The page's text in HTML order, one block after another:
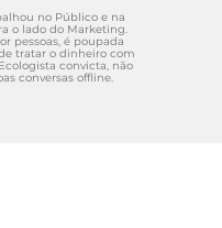
no Público e na
o lado do Marketing.
pessoas, é poupada
tratar o dinheiro com
convicta, não
conversas offline.